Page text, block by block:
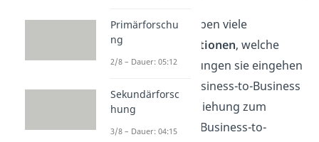
Unternehmen haben viele
verschiedene Optionen, welche
Geschäftsbeziehungen sie eingehen
wollen. Neben Business-to-Business
ist die direkte Beziehung zum
Endverbraucher, Business-to-
Primärforschu
ng
2/8 – Dauer: 05:12
Sekundärforsc
hung
3/8 – Dauer: 04:15